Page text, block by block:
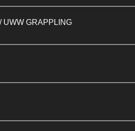
UWW GRAPPLING